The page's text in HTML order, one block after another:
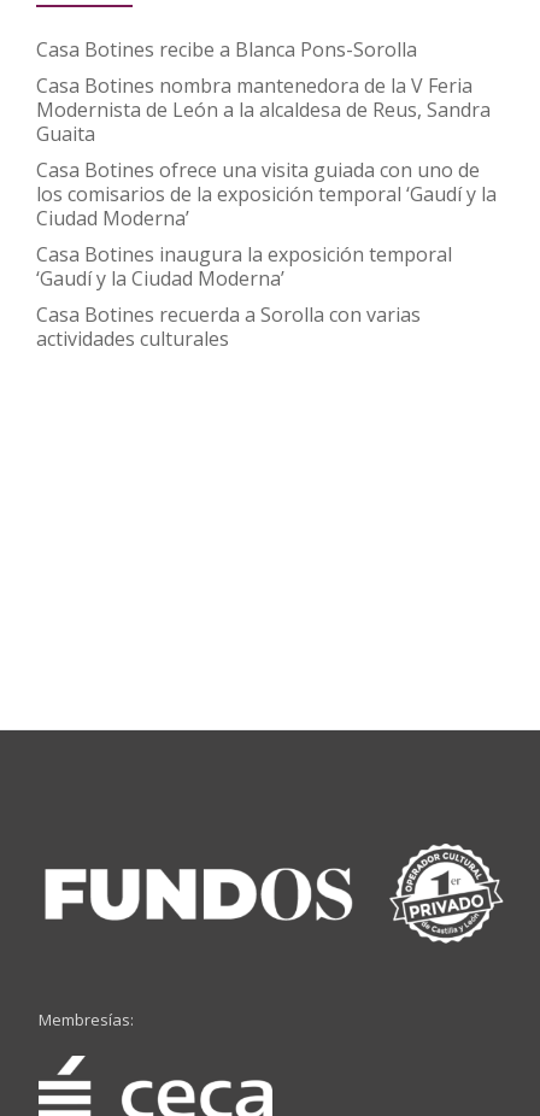
su
edición
a
Casa Botines recibe a Blanca Pons-Sorolla
Casa Botines nombra mantenedora de la V Feria
Modernista de León a la alcaldesa de Reus, Sandra
Guaita
Casa Botines ofrece una visita guiada con uno de
los comisarios de la exposición temporal ‘Gaudí y la
Ciudad Moderna’
Casa Botines inaugura la exposición temporal
‘Gaudí y la Ciudad Moderna’
Casa Botines recuerda a Sorolla con varias
actividades culturales
Membresías: